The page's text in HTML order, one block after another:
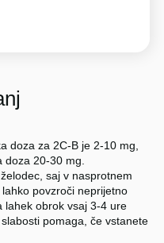
doza za 2C-B je 2-10 mg,
20-30 mg.
saj v nasprotnem
povzroči neprijetno
lahek obrok vsaj 3-4 ure
pomaga, če vstanete